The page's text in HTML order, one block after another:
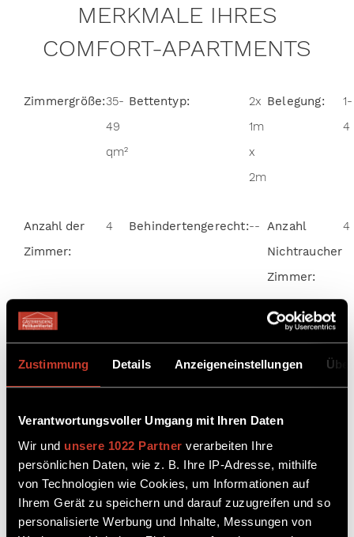
Zustimmung Details Anzeigeneinstellungen
Verantwortungsvoller Umgang mit Ihren Daten
Wir und unsere 1022 Partner verarbeiten Ihre
persönlichen Daten, wie z. B. Ihre IP-Adresse, mithilfe
von Technologien wie Cookies, um Informationen auf
Ihrem Gerät zu speichern und darauf zuzugreifen und so
personalisierte Werbung und Inhalte, Messungen von
MERKMALE IHRES
COMFORT-APARTMENTS
Zimmergröße:35-
49
qm²
Bettentyp:
2x
1m
x
2m
Belegung:
1-
4
Anzahl der
Zimmer:
4 Behindertengerecht:-- Anzahl
Nichtraucher
Zimmer:
4